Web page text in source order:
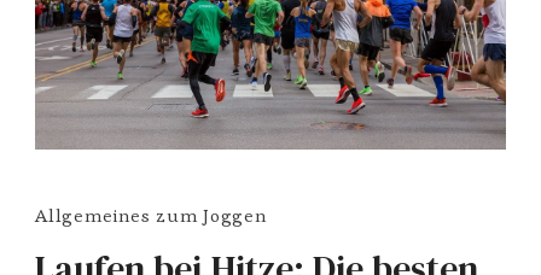
Allgemeines zum Joggen